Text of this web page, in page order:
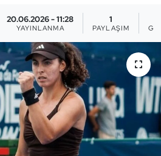
20.06.2026 - 11:28
YAYINLANMA
1
PAYLAŞIM